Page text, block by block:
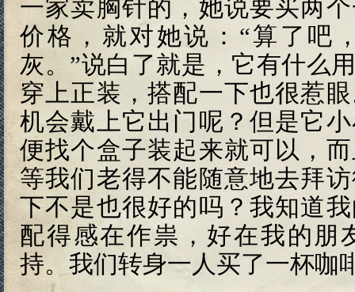
一家卖胸针的，她说要买两
价格，就对她说：“算了吧
灰。”说白了就是，它有什么
穿上正装，搭配一下也很惹
机会戴上它出门呢？但是它
便找个盒子装起来就可以，
等我们老得不能随意地去拜
下不是也很好的吗？我知道
配得感在作祟，好在我的朋
持。我们转身一人买了一杯咖